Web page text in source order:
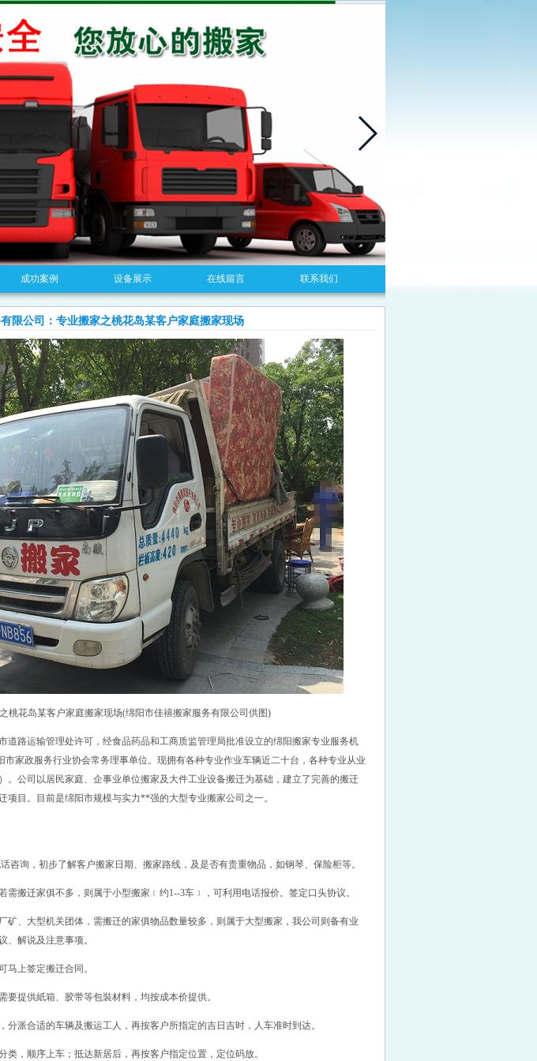
成功案例 设备展示 在线留言 联系我们
限公司：专业搬家之桃花岛某客户家庭搬家现场
桃花岛某客户家庭搬家现场(绵阳市佳禧搬家服务有限公司供图)
道路运输管理处许可，经食品药品和工商质监管理局批准设立的绵阳搬家专业服务机
市家政服务行业协会常务理事单位。现拥有各种专业作业车辆近二十台，各种专业从业
。公司以居民家庭、企事业单位搬家及大件工业设备搬迁为基础，建立了完善的搬迁
项目。目前是绵阳市规模与实力**强的大型专业搬家公司之一。
询，初步了解客户搬家日期、搬家路线，及是否有贵重物品，如钢琴、保险柜等。
迁家俱不多，则属于小型搬家﹝约1--3车﹞，可利用电话报价。签定口头协议。
、大型机关团体，需搬迁的家俱物品数量较多，则属于大型搬家，我公司则备有业
、解说及注意事项。
马上签定搬迁合同。
提供紙箱、胶带等包裝材料，均按成本价提供。
派合适的车辆及搬运工人，再按客户所指定的吉日吉时，人车准时到达。
，顺序上车；抵达新居后，再按客户指定位置，定位码放。